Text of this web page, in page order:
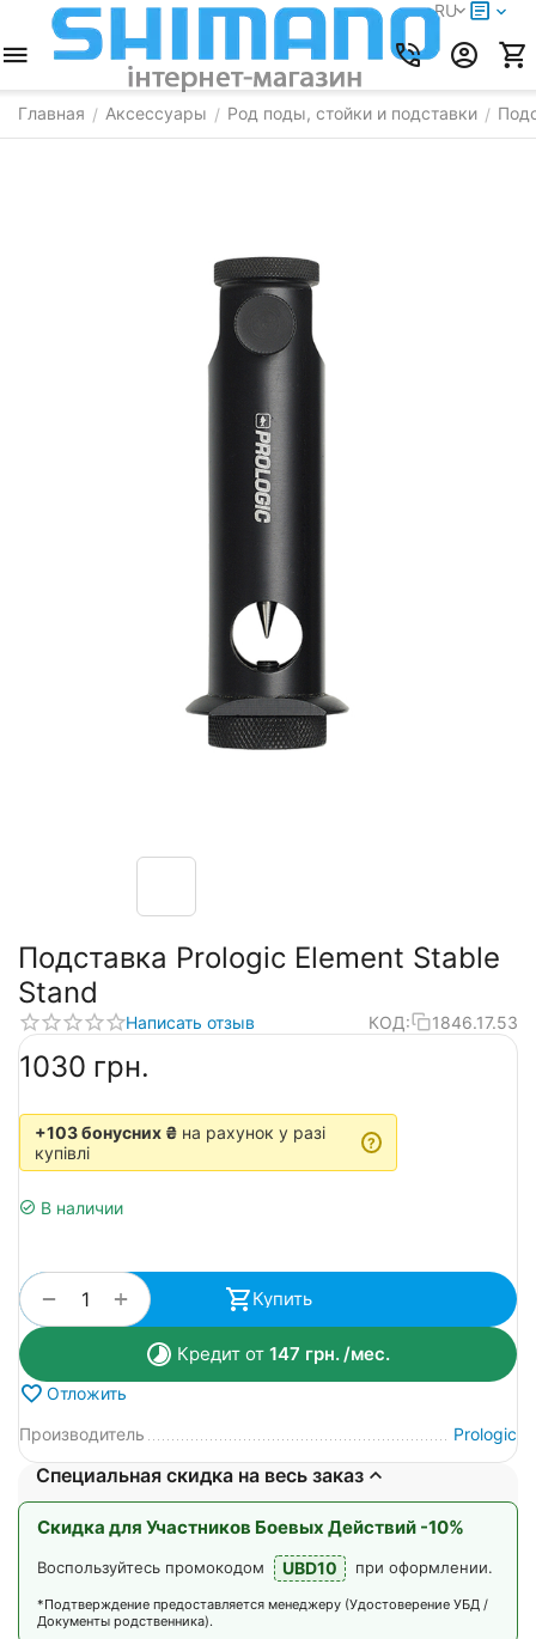
RU
Главная / Аксессуары / Род поды, стойки и подставки /
Подставка Prologic Element Stable
Stand
Написать отзыв КОД: 1846.17.53
‍1030‍ грн.
+103 бонусних ₴ на рахунок у разі
купівлі
?
В наличии
+
− Купить
Кредит от 147 грн./мес.
Отложить
Производитель
Prologic
Специальная скидка на весь заказ
Скидка для Участников Боевых Действий -10%
Воспользуйтесь промокодом UBD10 при оформлении.
*Подтверждение предоставляется менеджеру (Удостоверение УБД /
Документы родственника).